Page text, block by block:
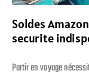
Soldes
securite
Partir en voyage